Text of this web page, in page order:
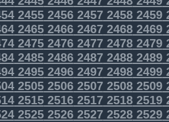
24552456245724582459
24652466246724682469
24752476247724782479
24852486248724882489
24952496249724982499
25052506250725082509
25152516251725182519
25252526252725282529